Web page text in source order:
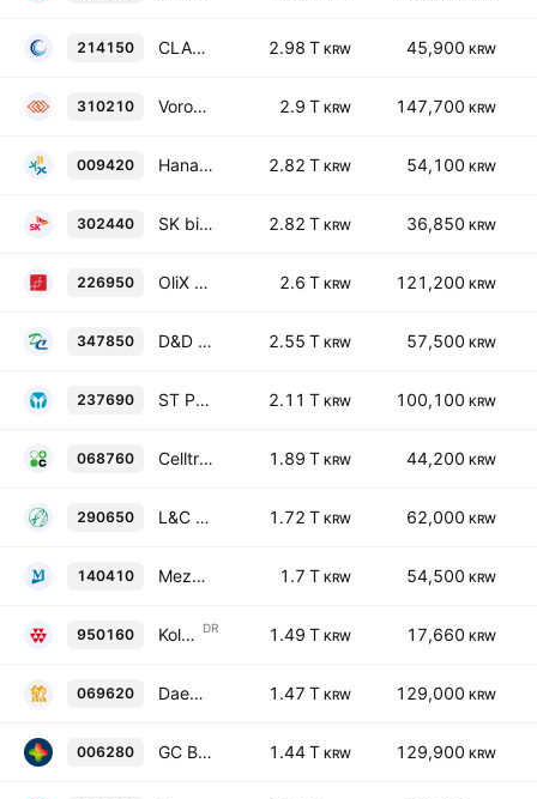
214150 CLASSYS Inc. 2.98 T KRW 45,900 KRW
310210 Voronoi, Inc. 2.9 T KRW 147,700 KRW
009420 Hanall Biopharma Co., Ltd. 2.82 T KRW 54,100 KRW
302440 SK bioscience Co.,Ltd. 2.82 T KRW 36,850 KRW
226950 OliX Pharmaceuticals, Inc. 2.6 T KRW 121,200 KRW
347850 D&D Pharmatech Co., Ltd. 2.55 T KRW 57,500 KRW
237690 ST PHARM CO., LTD. 2.11 T KRW 100,100 KRW
068760 Celltrion Pharm Inc. 1.89 T KRW 44,200 KRW
290650 L&C BIO Co., Ltd. 1.72 T KRW 62,000 KRW
140410 Mezzion Pharma Co., Ltd. 1.7 T KRW 54,500 KRW
950160 Kolon TissueGene. Inc. Shs Korean Deposit Receipt Repr 1/5 Sh DR 1.49 T KRW 17,660 KRW
069620 Daewoong Pharmaceutical Co., Ltd. 1.47 T KRW 129,000 KRW
006280 GC Biopharma Corp. 1.44 T KRW 129,900 KRW